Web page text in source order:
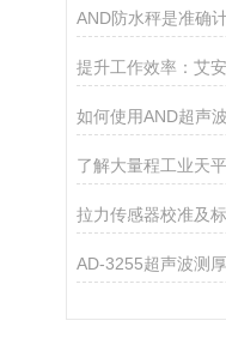
拉力传感器校准及